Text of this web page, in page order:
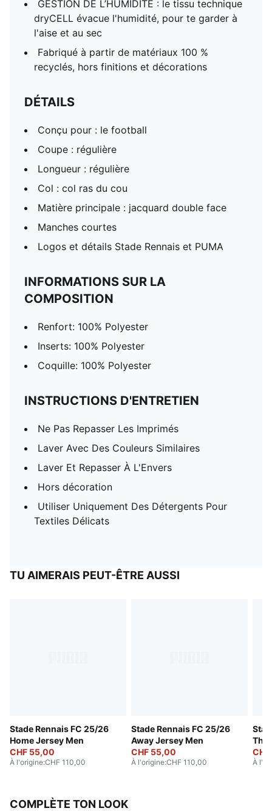
GESTION DE L’HUMIDITÉ : le tissu technique
dryCELL évacue l'humidité, pour te garder à
l'aise et au sec
Fabriqué à partir de matériaux 100 %
recyclés, hors finitions et décorations
DÉTAILS
Conçu pour : le football
Coupe : régulière
Longueur : régulière
Col : col ras du cou
Matière principale : jacquard double face
Manches courtes
Logos et détails Stade Rennais et PUMA
INFORMATIONS SUR LA
COMPOSITION
Renfort: 100% Polyester
Inserts: 100% Polyester
Coquille: 100% Polyester
INSTRUCTIONS D'ENTRETIEN
Ne Pas Repasser Les Imprimés
Laver Avec Des Couleurs Similaires
Laver Et Repasser À L'Envers
Hors décoration
Utiliser Uniquement Des Détergents Pour
Textiles Délicats
TU AIMERAIS PEUT-ÊTRE AUSSI
Stade Rennais FC 25/26
Home Jersey Men
CHF 55,00
À l'origine:CHF 110,00
Stade Rennais FC 25/26
Away Jersey Men
CHF 55,00
À l'origine:CHF 110,00 À
COMPLÈTE TON LOOK